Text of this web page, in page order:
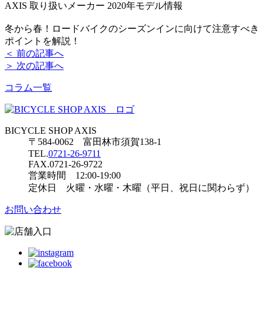
AXIS 取り扱いメーカー 2020年モデル情報
冬から春！ロードバイクのシーズンインに向けて注意すべき
ポイントを解説！
＜ 前の記事へ
＞ 次の記事へ
コラム一覧
BICYCLE SHOP AXIS
〒584-0062 富田林市須賀138-1
TEL.0721-26-9711
FAX.0721-26-9722
営業時間 12:00-19:00
定休日 火曜・水曜・木曜（平日、祝日に関わらず）
お問い合わせ